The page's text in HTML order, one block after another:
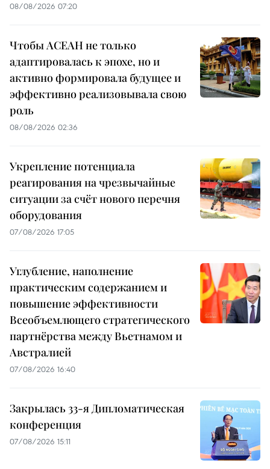
08/08/2026 07:20
Чтобы АСЕАН не только
адаптировалась к эпохе, но и
активно формировала будущее и
эффективно реализовывала свою
роль
08/08/2026 02:36
Укрепление потенциала
реагирования на чрезвычайные
ситуации за счёт нового перечня
оборудования
07/08/2026 17:05
Углубление, наполнение
практическим содержанием и
повышение эффективности
Всеобъемлющего стратегического
партнёрства между Вьетнамом и
Австралией
07/08/2026 16:40
Закрылась 33-я Дипломатическая
конференция
07/08/2026 15:11